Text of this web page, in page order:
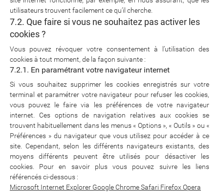
utilisateurs trouvent facilement ce qu’il cherche.
7.2. Que faire si vous ne souhaitez pas activer les
cookies ?
Vous pouvez révoquer votre consentement à l’utilisation des
cookies à tout moment, de la façon suivante :
7.2.1. En paramétrant votre navigateur internet
Si vous souhaitez supprimer les cookies enregistrés sur votre
terminal et paramétrer votre navigateur pour refuser les cookies,
vous pouvez le faire via les préférences de votre navigateur
internet. Ces options de navigation relatives aux cookies se
trouvent habituellement dans les menus « Options », « Outils » ou «
Préférences » du navigateur que vous utilisez pour accéder à ce
site. Cependant, selon les différents navigateurs existants, des
moyens différents peuvent être utilisés pour désactiver les
cookies. Pour en savoir plus vous pouvez suivre les liens
référencés ci-dessous :
Microsoft Internet Explorer Google ChromeSafari Firefox Opera